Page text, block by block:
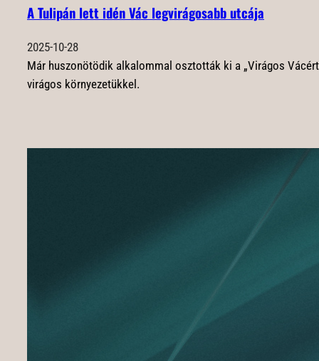
A Tulipán lett idén Vác legvirágosabb utcája
2025-10-28
Már huszonötödik alkalommal osztották ki a „Virágos
virágos környezetükkel.